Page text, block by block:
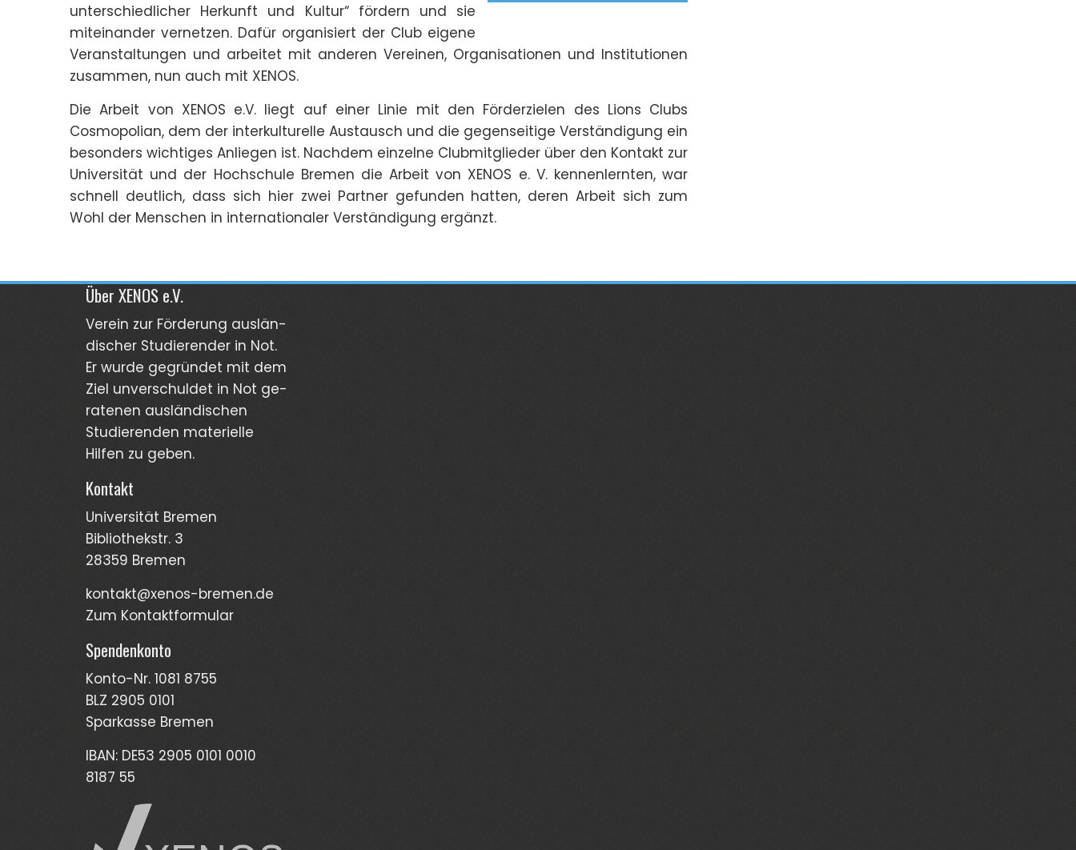
unterschiedlicher Herkunft und Kultur“ fördern und sie
miteinander vernetzen. Dafür organisiert der Club eigene
Veranstaltungen und arbeitet mit anderen Vereinen, Organisationen und Institutionen
zusammen, nun auch mit XENOS.
Die Arbeit von XENOS e.V. liegt auf einer Linie mit den Förderzielen des Lions Clubs
Cosmopolian, dem der interkulturelle Austausch und die gegenseitige Verständigung ein
besonders wichtiges Anliegen ist. Nachdem einzelne Clubmitglieder über den Kontakt zur
Universität und der Hochschule Bremen die Arbeit von XENOS e. V. kennenlernten, war
schnell deutlich, dass sich hier zwei Partner gefunden hatten, deren Arbeit sich zum
Wohl der Menschen in internationaler Verständigung ergänzt.
Über XENOS e.V.
Verein zur För­derung aus­län­
discher Stu­dierender in Not.
Er wurde gegründet mit dem
Ziel unver­schuldet in Not ge­
ra­tenen aus­län­dischen
Stud­ierenden materi­elle
Hilfen zu geben.
Kontakt
Universität Bremen
Bibliothekstr. 3
28359 Bremen
kontakt@xenos-bremen.de
Zum Kontaktformular
Spendenkonto
Konto-Nr. 1081 8755
BLZ 2905 0101
Sparkasse Bremen
IBAN: DE53 2905 0101 0010
8187 55